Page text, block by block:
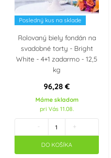
Posledný kus na sklade
Rolovaný biely fondán na
svadobné torty - Bright
White - 4+1 zadarmo - 12,5
kg
96,28 €
Máme skladom
pri Vás 11.08.
- +
DO KOŠÍKA